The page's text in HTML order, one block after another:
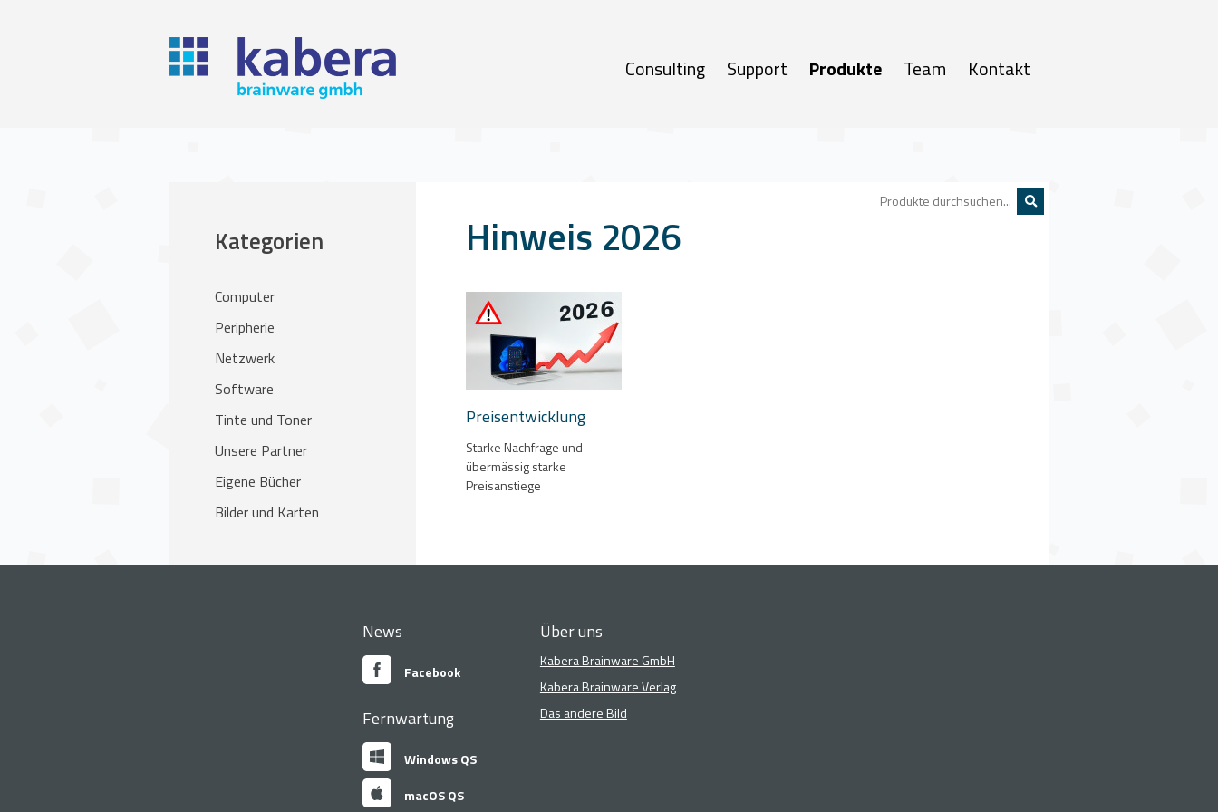
Consulting Support Produkte Team Kontakt
Kategorien
Computer
Peripherie
Netzwerk
Software
Tinte und Toner
Unsere Partner
Eigene Bücher
Bilder und Karten
Hinweis 2026
Preisentwicklung
Starke Nachfrage und
übermässig starke
Preisanstiege
News
Facebook
Fernwartung
Windows QS
macOS QS
Über uns
Kabera Brainware GmbH
Kabera Brainware Verlag
Das andere Bild